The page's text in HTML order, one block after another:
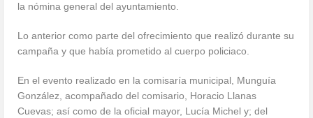
la nómina general del ayuntamiento.
Lo anterior como parte del ofrecimiento que realizó durante su
campaña y que había prometido al cuerpo policiaco.
En el evento realizado en la comisaría municipal, Munguía
González, acompañado del comisario, Horacio Llanas
Cuevas; así como de la oficial mayor, Lucía Michel y; del